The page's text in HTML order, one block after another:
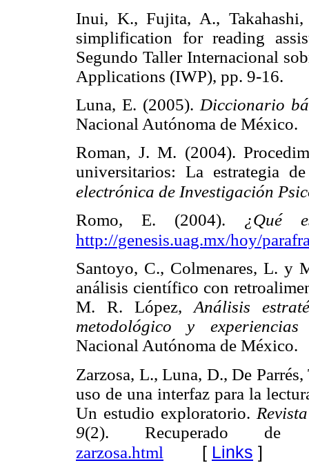
Inui, K., Fujita, A.,
simplification for reading
Segundo Taller Internacional
Applications (IWP), pp. 9-
Luna, E. (2005). Diccionario
Nacional Autónoma de
Roman, J. M. (2004).
universitarios: La estrategia
electrónica de Investigación
Romo, E. (2004). ¿Qué
http://genesis.uag.mx/hoy/
Santoyo, C., Colmenares, L. y
análisis científico con
M. R. López,Análisis
metodológico y experiencias
Nacional Autónoma de
Zarzosa, L., Luna, D., De
uso de una interfaz para la
Un estudio exploratorio.
9(2). Recuperado
zarzosa.html [ Links ]